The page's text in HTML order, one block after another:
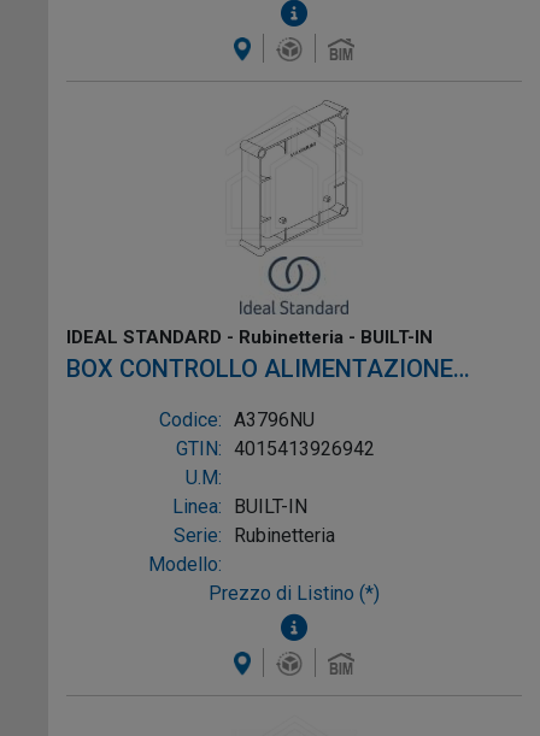
IDEAL STANDARD - Rubinetteria - BUILT-IN
BOX CONTROLLO ALIMENTAZIONE
TRASFORMATORE MULTIPLO PER
ORINATOIO
Codice: A3796NU
GTIN: 4015413926942
U.M:
Linea:
BUILT-IN
Serie:
Rubinetteria
Modello:
Prezzo di Listino (*)